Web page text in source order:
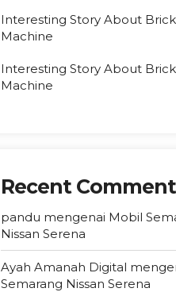
Interesting Story About Brick
Machine
Interesting Story About Brick
Machine
Recent
pandu mengenai Mobil
Nissan Serena
Ayah Amanah Digital
Semarang Nissan Serena